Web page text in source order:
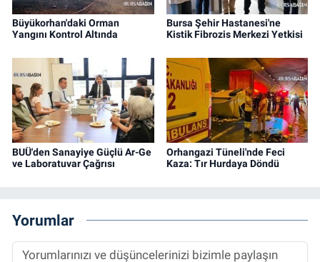
Büyükorhan'daki Orman
Yangını Kontrol Altında
Bursa Şehir Hastanesi'ne
Kistik Fibrozis Merkezi Yetkisi
BUÜ'den Sanayiye Güçlü Ar-Ge
ve Laboratuvar Çağrısı
Orhangazi Tüneli'nde Feci
Kaza: Tır Hurdaya Döndü
Yorumlar